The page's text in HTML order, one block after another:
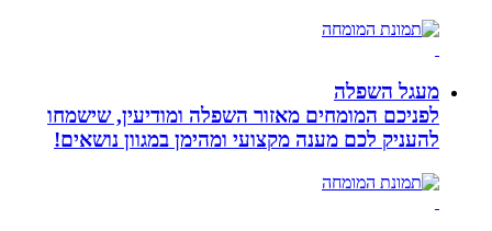
מעגל השפלה
לפניכם המומחים מאזור השפלה ומודיעין, שישמחו
להעניק לכם מענה מקצועי ומהימן במגוון נושאים!